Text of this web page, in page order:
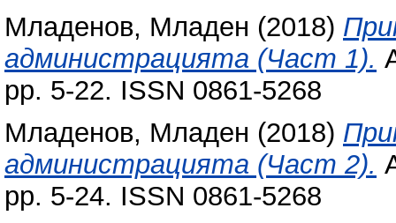
Младенов, Младен (2018)
администрацията (Част 1).
pp. 5-22. ISSN 0861-5268
Младенов, Младен (2018)
администрацията (Част 2).
pp. 5-24. ISSN 0861-5268